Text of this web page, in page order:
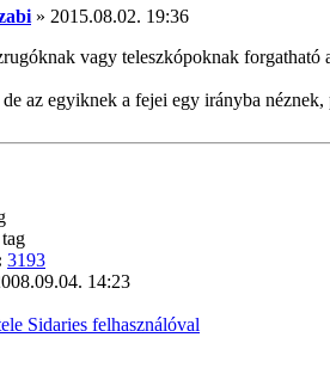
» 2015.08.02. 19:36
vagy teleszkópoknak forgatható
az egyiknek a fejei egy irányba
3193
14:23
Sidaries felhasználóval